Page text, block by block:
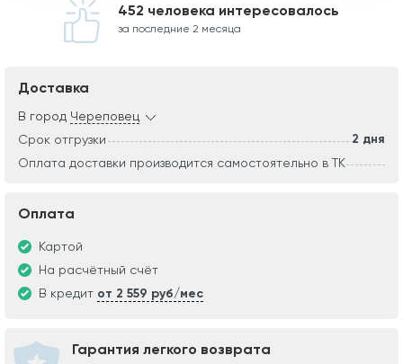
452 человека интересовалось
за последние 2 месяца
Доставка
В город Череповец
Срок отгрузки
2 дня
Оплата доставки производится самостоятельно в ТК
Оплата
Картой
На расчётный счёт
В кредит от 2 559 руб/мес
Гарантия легкого возврата